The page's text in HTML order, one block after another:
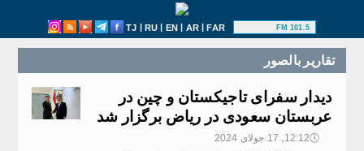
TJ | RU | EN | AR|FAR 101.5 FM
تقارير بالصور
دیدار سفرای تاجیکستان و چین در
عربستان سعودی در ریاض برگزار شد
🕔12:12, 17.جولای 2024